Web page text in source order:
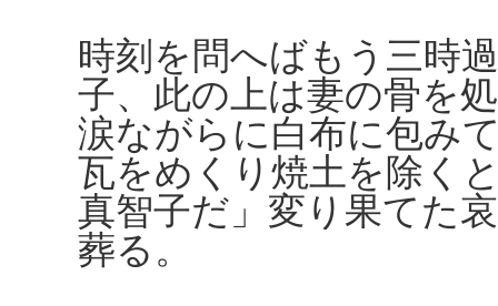
時刻を問へばもう三時
子、此の上は妻の骨を
涙ながらに白布に包み
瓦をめくり焼土を除く
真智子だ」変り果てた
葬る。